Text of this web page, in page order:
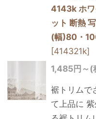
4143k ホワ
ット 断熱
(幅)80・
[414321k]
1,485円～(
裾トリムで
て上品に